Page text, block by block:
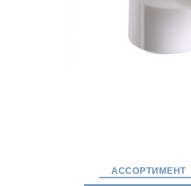
АССОРТИМЕНТ